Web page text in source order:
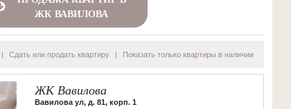
ЖК ВАВИЛОВА
| Сдать или продать квартиру | Показать только квартиры в наличии
ЖК Вавилова
Вавилова ул, д. 81, корп. 1